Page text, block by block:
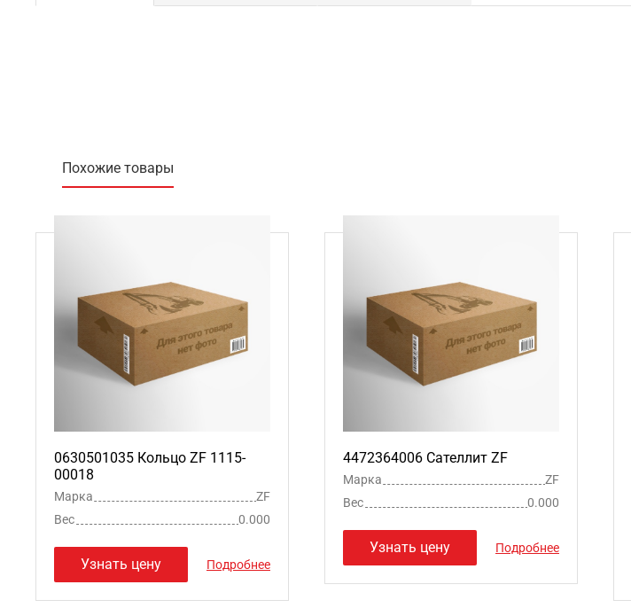
Похожие товары
0630501035 Кольцо ZF 1115-
00018
Марка
ZF
Вес
0.000
Узнать цену Подробнее
4472364006 Сателлит ZF
Марка
ZF
Вес
0.000
Узнать цену Подробнее